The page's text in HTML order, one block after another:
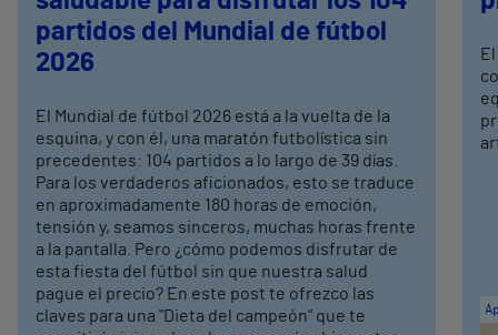
partidos del Mundial de fútbol
2026
El Mundial de fútbol 2026 está a la vuelta de la
esquina, y con él, una maratón futbolística sin
precedentes: 104 partidos a lo largo de 39 días.
Para los verdaderos aficionados, esto se traduce
en aproximadamente 180 horas de emoción,
tensión y, seamos sinceros, muchas horas frente
a la pantalla. Pero ¿cómo podemos disfrutar de
esta fiesta del fútbol sin que nuestra salud
pague el precio? En este post te ofrezco las
claves para una "Dieta del campeón" que te